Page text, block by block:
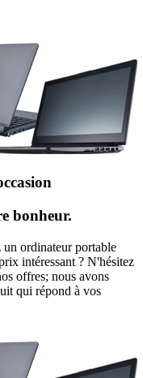
bonheur.
un ordinateur portable
intéressant ? N'hésitez
offres; nous avons
qui répond à vos